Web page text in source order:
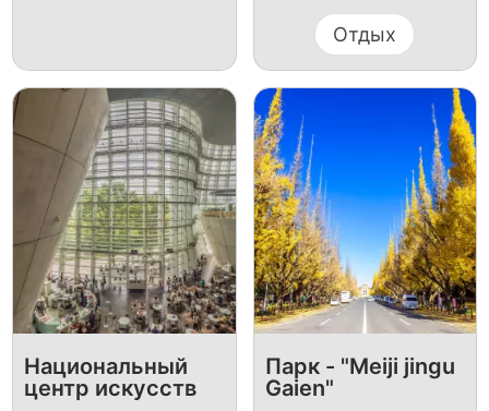
Отдых
Национальный
центр искусств
Парк - "Meiji jingu
Gaien"